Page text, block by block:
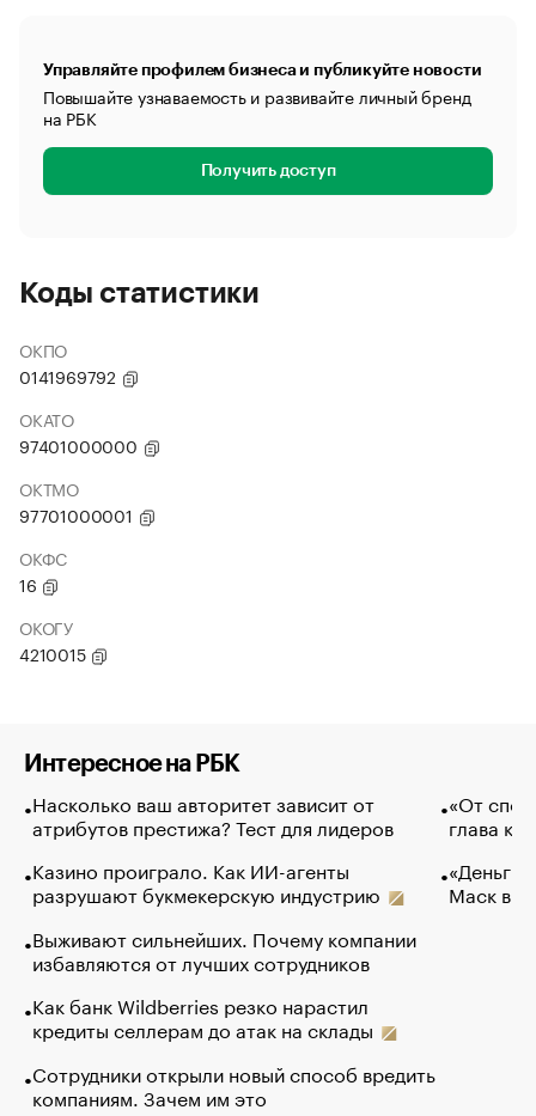
Управляйте профилем бизнеса и публикуйте новости
Повышайте узнаваемость и развивайте личный бренд
на РБК
Получить доступ
Коды статистики
ОКПО
0141969792
ОКАТО
97401000000
ОКТМО
97701000001
ОКФС
16
ОКОГУ
4210015
Интересное на РБК
Насколько ваш авторитет зависит от
атрибутов престижа? Тест для лидеров
Казино проиграло. Как ИИ-агенты
разрушают букмекерскую индустрию
Выживают сильнейших. Почему компании
избавляются от лучших сотрудников
Как банк Wildberries резко нарастил
кредиты селлерам до атак на склады
Сотрудники открыли новый способ вредить
компаниям. Зачем им это
«От
глава
«Деньги
Маск в